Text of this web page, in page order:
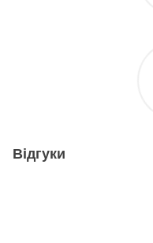
Відгуки